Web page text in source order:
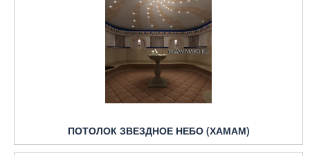
ПОТОЛОК ЗВЕЗДНОЕ НЕБО (ХАМАМ)